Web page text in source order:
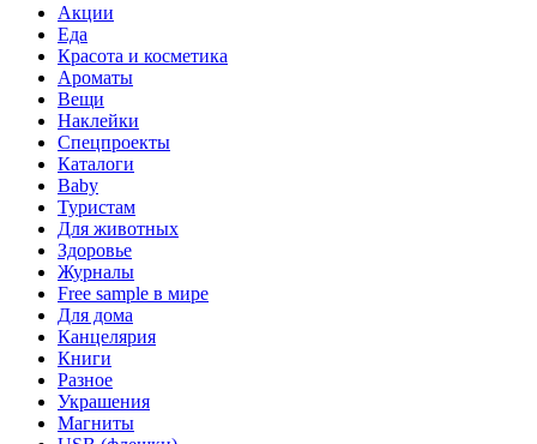
Акции
Еда
Красота и косметика
Ароматы
Вещи
Наклейки
Спецпроекты
Каталоги
Baby
Туристам
Для животных
Здоровье
Журналы
Free sample в мире
Для дома
Канцелярия
Книги
Разное
Украшения
Магниты